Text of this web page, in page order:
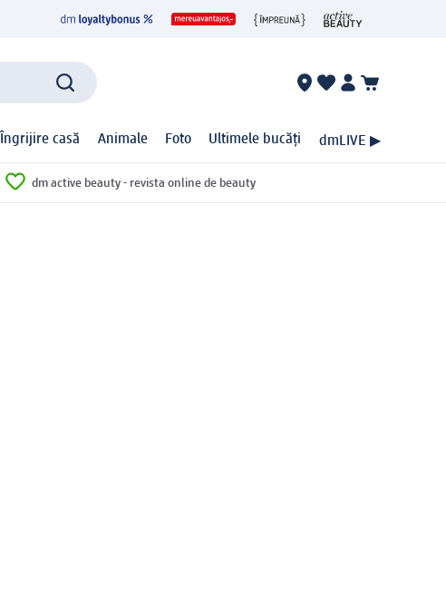
Îngrijire casă Animale Foto Ultimele bucăți dmLIVE ▶
dm active beauty - revista online de beauty